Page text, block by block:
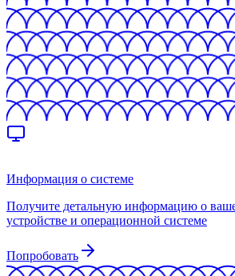
Информация о системе
Получите детальную информацию о
устройстве и операционной системе
Попробовать